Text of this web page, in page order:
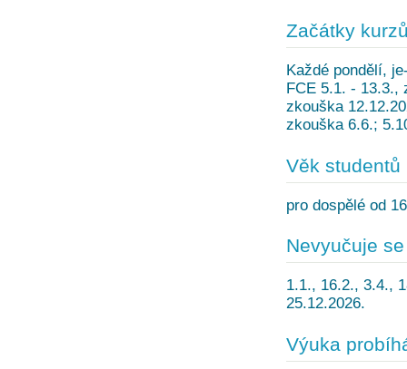
Začátky
Každé pondělí,
FCE 5.1. - 13.3.,
zkouška
zkouška 6.6.;
Věk studentů
pro dospělé od
Nevyučuje se
1.1., 16.2., 3.4.,
25.12.2026.
Výuka